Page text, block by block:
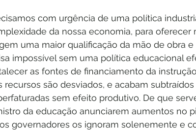
com urgência de uma política
da nossa economia, para oferecer
uma maior qualificação da mão de obra
impossível sem uma política educacional
as fontes de financiamento da
recursos são desviados, e acabam
sem efeito produtivo. De que
da educação anunciarem aumentos no
governadores os ignoram solenemente e